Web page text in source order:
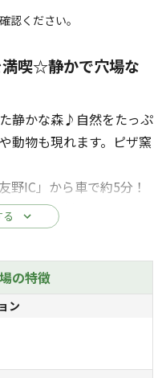
認ください。
喫☆静かで穴場な
静かな森♪自然をたっぷ
動物も現れます。ピザ窯
野IC」から車で約5分！
あり、食材の買い出しに
公園へも徒歩圏内で行け
置で清潔！コインシャ
へも車で7分でアクセス
楽しんでいただけます♪
の特徴
ン